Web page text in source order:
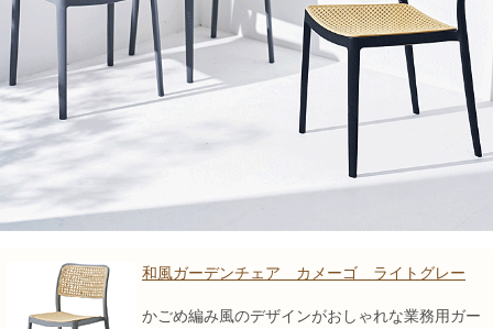
和風ガーデンチェア カメーゴ ライトグレー
かごめ編み風のデザインがおしゃれな業務用ガー